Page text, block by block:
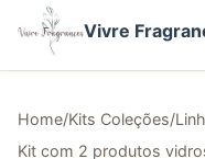
Vivre
Home/Kits Coleções/
Kit com 2 produtos